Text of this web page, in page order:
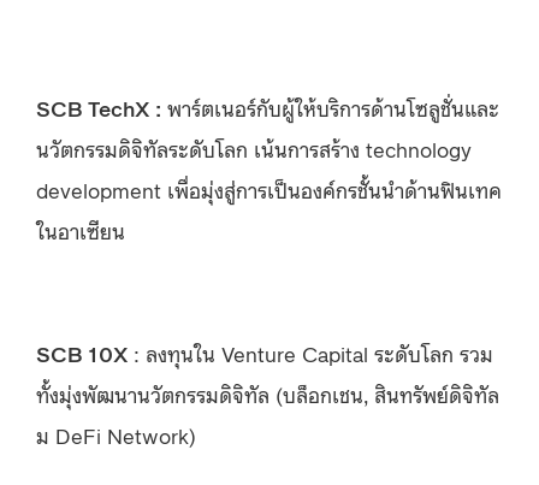
SCB TechX : พาร์ตเนอร์กับผู้ให้บริการด้านโซลูชั่นและ
นวัตกรรมดิจิทัลระดับโลก เน้นการสร้าง technology
development เพื่อมุ่งสู่การเป็นองค์กรชั้นนำด้านฟินเทค
ในอาเซียน
SCB 10X : ลงทุนใน Venture Capital ระดับโลก รวม
ทั้งมุ่งพัฒนานวัตกรรมดิจิทัล (บล็อกเชน, สินทรัพย์ดิจิทัล
ม DeFi Network)